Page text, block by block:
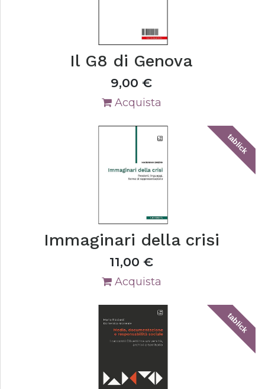
Il G8 di Genova
9,00 €
Acquista
tablick
Immaginari della crisi
11,00 €
Acquista
tablick